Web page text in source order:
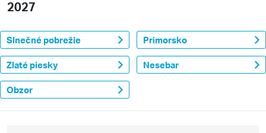
2027
Slnečné pobrežie Primorsko
Zlaté piesky Nesebar
Obzor